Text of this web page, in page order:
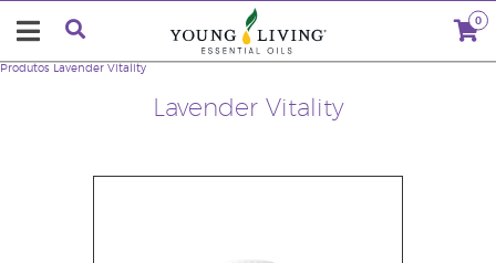
0
Lavender Vitality
Produtos Lavender Vitality